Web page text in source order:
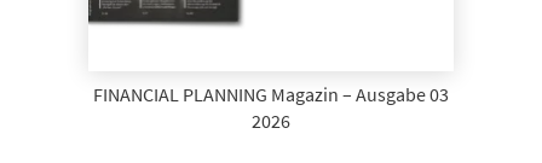
FINANCIAL PLANNING Magazin – Ausgabe 03
2026